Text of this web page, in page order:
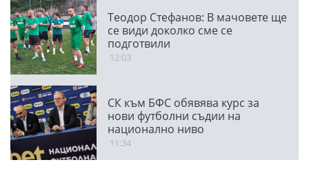
Теодор Стефанов: В мачовете ще
се види доколко сме се
подготвили
12:03
СК към БФС обявява курс за
нови футболни съдии на
национално ниво
11:34